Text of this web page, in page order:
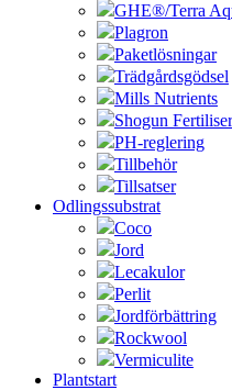
GHE®/Terra
Plagron
Paketlösningar
Trädgårdsgödsel
Mills Nutrients
Shogun
PH-reglering
Tillbehör
Tillsatser
Odlingssubstrat
Coco
Jord
Lecakulor
Perlit
Jordförbättring
Rockwool
Vermiculite
Plantstart